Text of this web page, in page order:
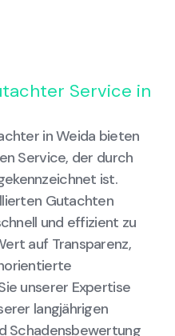
Service in
in Weida bieten
Service, der durch
ist.
Gutachten
und effizient zu
auf Transparenz,
unserer Expertise
langjährigen
Schadensbewertung